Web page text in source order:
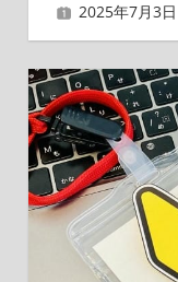
2025年7月3日